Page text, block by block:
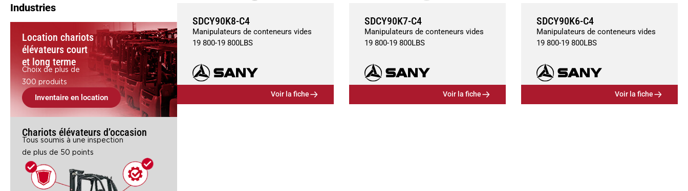
Industries
Location chariots
élévateurs court
et long terme
Choix de plus de
300 produits
Inventaire en location
Chariots élévateurs d’occasion
Tous soumis à une inspection
de plus de 50 points
SDCY90K8-C4
Manipulateurs de conteneurs vides
19 800-19 800LBS
Voir la fiche
SDCY90K7-C4
Manipulateurs de conteneurs vides
19 800-19 800LBS
Voir la fiche
SDCY90K6-C4
Manipulateurs de conteneurs vides
19 800-19 800LBS
Voir la fiche